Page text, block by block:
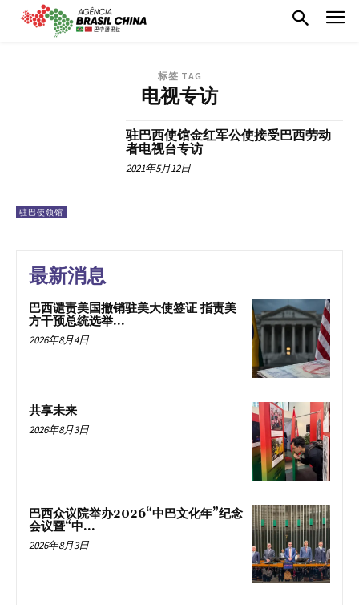
标签 TAG
电视专访
驻巴使领馆
驻巴西使馆金红军公使接受巴西劳动
者电视台专访
2021年5月12日
最新消息
巴西谴责美国撤销驻美大使签证 指责美
方干预总统选举...
2026年8月4日
共享未来
2026年8月3日
巴西众议院举办2026“中巴文化年”纪念
会议暨“中...
2026年8月3日